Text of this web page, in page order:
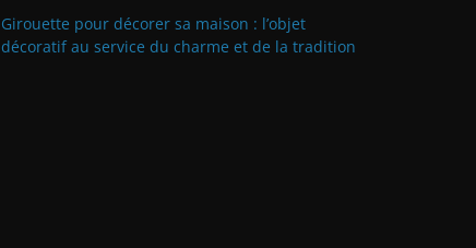
Girouette pour décorer sa maison : l’objet
décoratif au service du charme et de la tradition